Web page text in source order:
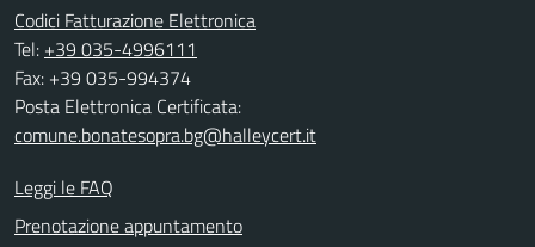
Codici Fatturazione Elettronica
Tel: +39 035-4996111
Fax: +39 035-994374
Posta Elettronica Certificata:
comune.bonatesopra.bg@halleycert.it
Leggi le FAQ
Prenotazione appuntamento